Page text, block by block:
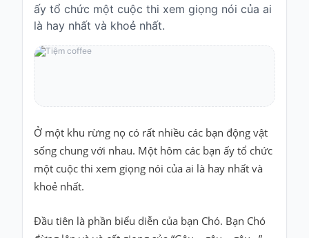
Câu
Truyện
Cổ
tích
Việt
Nam
Truyện
Grimms
ấy tổ chức một cuộc thi xem giọng nói của ai
là hay nhất và khoẻ nhất.
Ở một khu rừng nọ có rất nhiều các bạn động vật
sống chung với nhau. Một hôm các bạn ấy tổ chức
một cuộc thi xem giọng nói của ai là hay nhất và
khoẻ nhất.
Đầu tiên là phần biểu diễn của bạn Chó. Bạn Chó